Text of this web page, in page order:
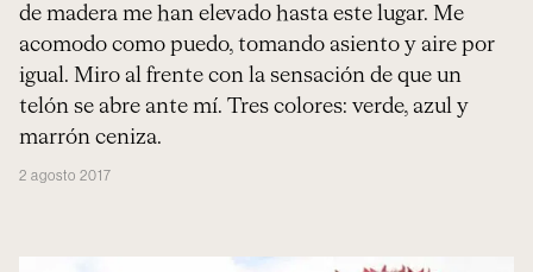
de madera me han elevado hasta este lugar. Me
acomodo como puedo, tomando asiento y aire por
igual. Miro al frente con la sensación de que un
telón se abre ante mí. Tres colores: verde, azul y
marrón ceniza.
2 agosto 2017